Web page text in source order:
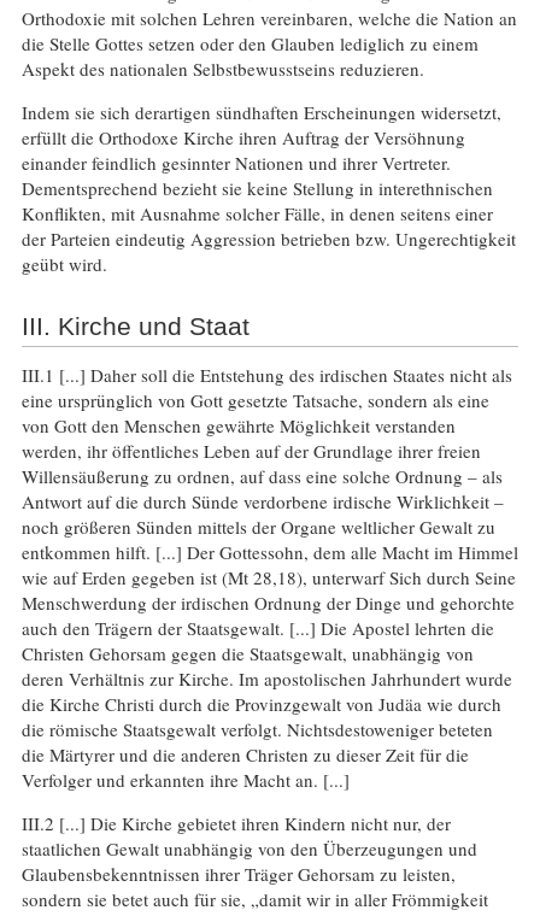
Orthodoxie mit solchen Lehren vereinbaren, welche die Nation an
die Stelle Gottes setzen oder den Glauben lediglich zu einem
Aspekt des nationalen Selbstbewusstseins reduzieren.
Indem sie sich derartigen sündhaften Erscheinungen widersetzt,
erfüllt die Orthodoxe Kirche ihren Auftrag der Versöhnung
einander feindlich gesinnter Nationen und ihrer Vertreter.
Dementsprechend bezieht sie keine Stellung in interethnischen
Konflikten, mit Ausnahme solcher Fälle, in denen seitens einer
der Parteien eindeutig Aggression betrieben bzw. Ungerechtigkeit
geübt wird.
III. Kirche und Staat
III.1 [...] Daher soll die Entstehung des irdischen Staates nicht als
eine ursprünglich von Gott gesetzte Tatsache, sondern als eine
von Gott den Menschen gewährte Möglichkeit verstanden
werden, ihr öffentliches Leben auf der Grundlage ihrer freien
Willensäußerung zu ordnen, auf dass eine solche Ordnung – als
Antwort auf die durch Sünde verdorbene irdische Wirklichkeit –
noch größeren Sünden mittels der Organe weltlicher Gewalt zu
entkommen hilft. [...] Der Gottessohn, dem alle Macht im Himmel
wie auf Erden gegeben ist (Mt 28,18), unterwarf Sich durch Seine
Menschwerdung der irdischen Ordnung der Dinge und gehorchte
auch den Trägern der Staatsgewalt. [...] Die Apostel lehrten die
Christen Gehorsam gegen die Staatsgewalt, unabhängig von
deren Verhältnis zur Kirche. Im apostolischen Jahrhundert wurde
die Kirche Christi durch die Provinzgewalt von Judäa wie durch
die römische Staatsgewalt verfolgt. Nichtsdestoweniger beteten
die Märtyrer und die anderen Christen zu dieser Zeit für die
Verfolger und erkannten ihre Macht an. [...]
III.2 [...] Die Kirche gebietet ihren Kindern nicht nur, der
staatlichen Gewalt unabhängig von den Überzeugungen und
Glaubensbekenntnissen ihrer Träger Gehorsam zu leisten,
sondern sie betet auch für sie, „damit wir in aller Frömmigkeit